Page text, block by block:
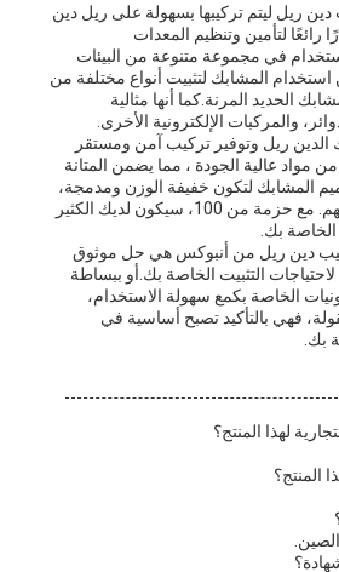
ريل ليتم تركيبها بسهولة على ريل دين
رائعًا لتأمين وتنظيم المعدات
في مجموعة متنوعة من البيئات
استخدام المشابك لتثبيت أنواع مختلفة من
الحديد المرنة.كما أنها مثالية
والمركبات الإلكترونية الأخرى.
ريل وتوفير تركيب آمن ومستقر
مواد عالية الجودة ، مما يضمن المتانة
المشابك لتكون خفيفة الوزن ومدمجة،
مما يسهل نقلهم وتخزينهم. مع حزمة من 100، سيكون لديك الكثير
بك.
دين ريل من أنبوكس هي حل موثوق
التثبيت الخاصة بك.أو ببساطة
الخاصة بكمع سهولة الاستخدام،
فهي بالتأكيد تصبح أساسية في
بك.
لهذا المنتج؟
المنتج؟